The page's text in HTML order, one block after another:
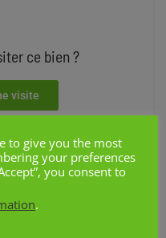
ce bien ?
visite
1 260 €
Liège
to give you the most
your preferences
you consent to
.